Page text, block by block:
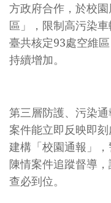
方政府合作，於校
區」，限制高污染
臺共核定93處空維
持續增加。
第三層防護、污染
案件能立即反映即
建構「校園通報」
陳情案件追蹤督導
查必到位。